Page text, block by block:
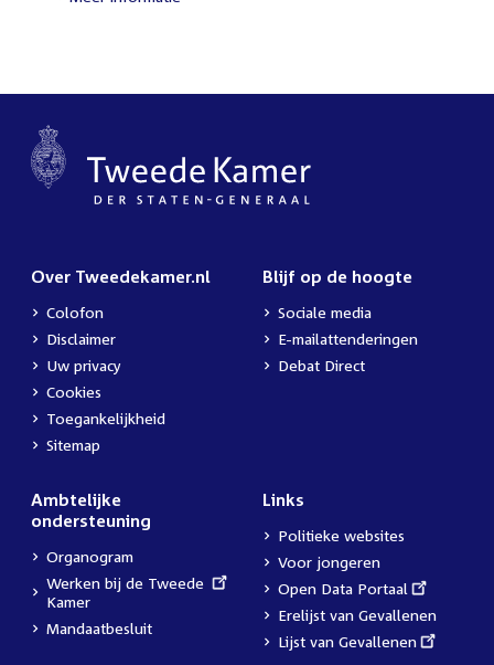
Over Tweedekamer.nl
Colofon
Disclaimer
Uw privacy
Cookies
Toegankelijkheid
Sitemap
Blijf op de hoogte
Sociale media
E-mailattenderingen
Debat Direct
Ambtelijke
ondersteuning
Organogram
External
link:
Werken bij de Tweede
Kamer
Mandaatbesluit
Links
Politieke websites
Voor jongeren
External
link:
Open Data Portaal
Erelijst van Gevallenen
External
Lijst van Gevallenen